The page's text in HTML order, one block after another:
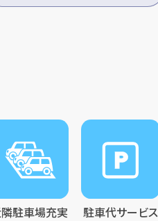
駐車場充実 駐車代サービス